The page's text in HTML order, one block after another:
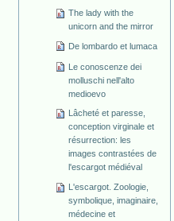
The lady with the
unicorn and the mirror
De lombardo et lumaca
Le conoscenze dei
molluschi nell'alto
medioevo
Lâcheté et paresse,
conception virginale et
résurrection: les
images contrastées de
l'escargot médiéval
L'escargot. Zoologie,
symbolique, imaginaire,
médecine et